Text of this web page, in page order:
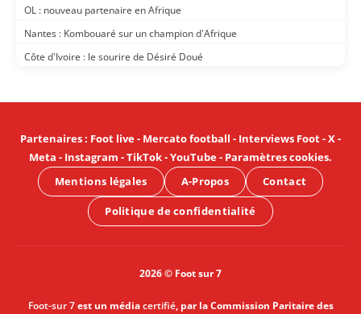
OL : nouveau partenaire en Afrique
Nantes : Kombouaré sur un champion d'Afrique
Côte d'Ivoire : le sourire de Désiré Doué
Partenaires: Foot live- Mercato football - Interviews Foot-X-
Meta - Instagram -TikTok-YouTube- Paramètres cookies.
Mentions légales
A-Propos Contact
Politique de confidentialité
2026 © Foot sur 7
Foot-sur 7est un médiacertifié, par la Commission Paritaire des